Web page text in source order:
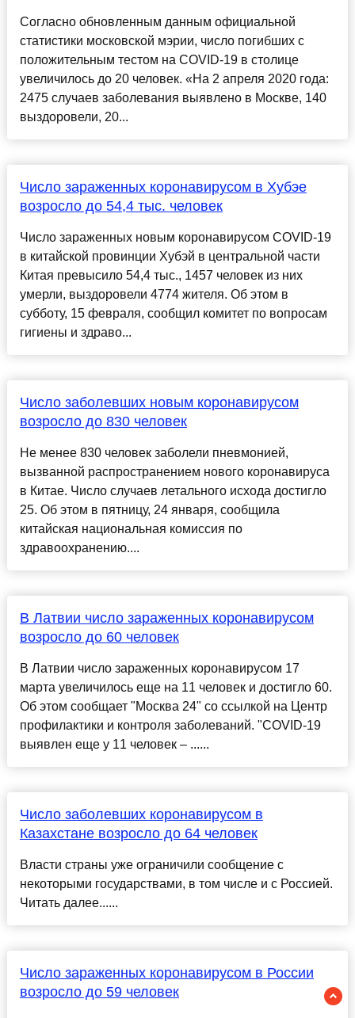
Согласно обновленным данным официальной
статистики московской мэрии, число погибших с
положительным тестом на COVID-19 в столице
увеличилось до 20 человек. «На 2 апреля 2020 года:
2475 случаев заболевания выявлено в Москве, 140
выздоровели, 20...
Число зараженных коронавирусом в Хубэе
возросло до 54,4 тыс. человек
Число зараженных новым коронавирусом COVID-19
в китайской провинции Хубэй в центральной части
Китая превысило 54,4 тыс., 1457 человек из них
умерли, выздоровели 4774 жителя. Об этом в
субботу, 15 февраля, сообщил комитет по вопросам
гигиены и здраво...
Число заболевших новым коронавирусом
возросло до 830 человек
Не менее 830 человек заболели пневмонией,
вызванной распространением нового коронавируса
в Китае. Число случаев летального исхода достигло
25. Об этом в пятницу, 24 января, сообщила
китайская национальная комиссия по
здравоохранению....
В Латвии число зараженных коронавирусом
возросло до 60 человек
В Латвии число зараженных коронавирусом 17
марта увеличилось еще на 11 человек и достигло 60.
Об этом сообщает "Москва 24" со ссылкой на Центр
профилактики и контроля заболеваний. "COVID-19
выявлен еще у 11 человек – ......
Число заболевших коронавирусом в
Казахстане возросло до 64 человек
Власти страны уже ограничили сообщение с
некоторыми государствами, в том числе и с Россией.
Читать далее......
Число зараженных коронавирусом в России
возросло до 59 человек